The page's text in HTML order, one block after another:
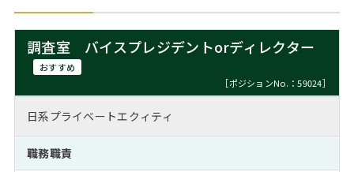
MBAの転職事例
MBAからのFAQ
MBA留学生数の推移
インターン受入企業一覧
よくある面接Q&A集
転職成功への4つの鍵
注目企業インタビュー
キャリアフォーラム
Career Talk Live
採用情報
ニュースリリース
調査室 バイスプレジデントorディレクター
おすすめ
［ポジションNo.：59024］
日系プライベートエクィティ
職務職責